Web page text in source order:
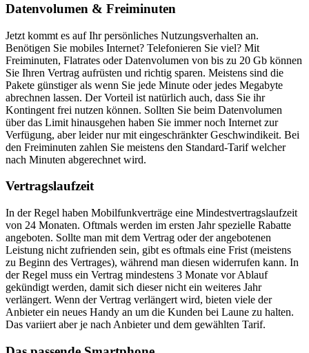
Datenvolumen & Freiminuten
Jetzt kommt es auf Ihr persönliches Nutzungsverhalten an.
Benötigen Sie mobiles Internet? Telefonieren Sie viel? Mit
Freiminuten, Flatrates oder Datenvolumen von bis zu 20 Gb können
Sie Ihren Vertrag aufrüsten und richtig sparen. Meistens sind die
Pakete günstiger als wenn Sie jede Minute oder jedes Megabyte
abrechnen lassen. Der Vorteil ist natürlich auch, dass Sie ihr
Kontingent frei nutzen können. Sollten Sie beim Datenvolumen
über das Limit hinausgehen haben Sie immer noch Internet zur
Verfügung, aber leider nur mit eingeschränkter Geschwindikeit. Bei
den Freiminuten zahlen Sie meistens den Standard-Tarif welcher
nach Minuten abgerechnet wird.
Vertragslaufzeit
In der Regel haben Mobilfunkverträge eine Mindestvertragslaufzeit
von 24 Monaten. Oftmals werden im ersten Jahr spezielle Rabatte
angeboten. Sollte man mit dem Vertrag oder der angebotenen
Leistung nicht zufrienden sein, gibt es oftmals eine Frist (meistens
zu Beginn des Vertrages), während man diesen widerrufen kann. In
der Regel muss ein Vertrag mindestens 3 Monate vor Ablauf
gekündigt werden, damit sich dieser nicht ein weiteres Jahr
verlängert. Wenn der Vertrag verlängert wird, bieten viele der
Anbieter ein neues Handy an um die Kunden bei Laune zu halten.
Das variiert aber je nach Anbieter und dem gewählten Tarif.